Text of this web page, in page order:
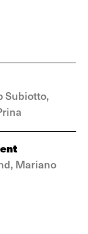
Subiotto,
Mariano